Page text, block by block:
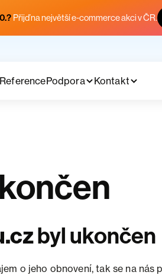
Přijď na největší e-commerce akci v ČR.
ReferencePodpora Kontakt
byl ukončen
o jeho obnovení, tak se na nás